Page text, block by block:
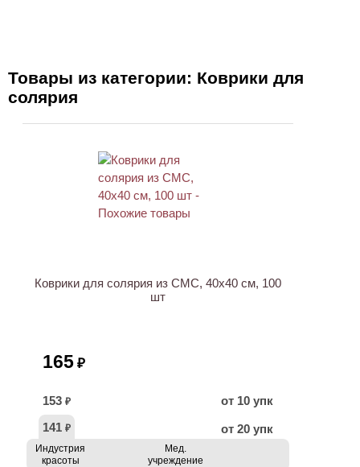
Товары из категории: Коврики для
солярия
Коврики для солярия из СМС, 40х40 см, 100
шт
165 ₽
153 ₽
от 10 упк
141 ₽ от 20 упк
Индустрия
красоты
Мед.
учреждение